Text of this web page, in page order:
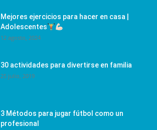
Mejores ejercicios para hacer en casa |
Adolescentes
12 agosto, 2024
30 actividades para divertirse en familia
25 julio, 2019
3 Métodos para jugar fútbol como un
profesional